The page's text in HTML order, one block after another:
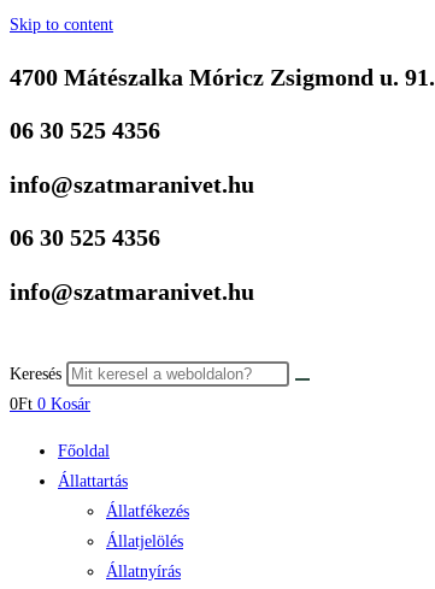
Skip to content
4700 Mátészalka Móricz Zsigmond u. 91.
06 30 525 4356
info@szatmaranivet.hu
06 30 525 4356
info@szatmaranivet.hu
Keresés
0Ft 0 Kosár
Főoldal
Állattartás
Állatfékezés
Állatjelölés
Állatnyírás